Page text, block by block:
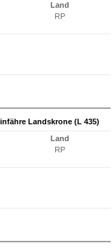
Land
RP
Landskrone (L 435)
Land
RP